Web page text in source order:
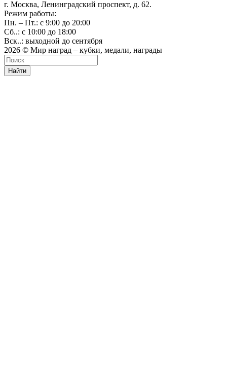
г. Москва, Ленинградский проспект, д. 62.
Режим работы:
Пн. – Пт.: с 9:00 до 20:00
Сб..: с 10:00 до 18:00
Вск..: выходной до сентября
2026 © Мир наград – кубки, медали, награды
Найти